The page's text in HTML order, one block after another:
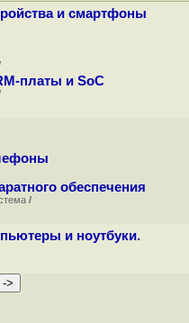
и смартфоны
платы и SoC
обеспечения
/
и ноутбуки.